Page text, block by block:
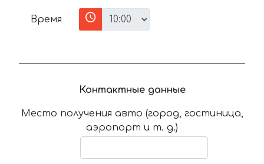
Время
Контактные данные
Место получения авто (город, гостиница,
аэропорт и т. д.)